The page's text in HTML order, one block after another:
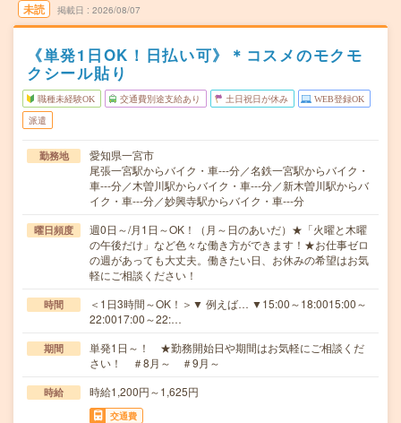
未読 掲載日 2026/08/07
《単発1日OK！日払い可》＊コスメのモクモ
クシール貼り
職種未経験OK 交通費別途支給あり 土日祝日が休み WEB登録OK
派遣
勤務地
愛知県一宮市
尾張一宮駅からバイク・車---分／名鉄一宮駅からバイク・
車---分／木曽川駅からバイク・車---分／新木曽川駅からバ
イク・車---分／妙興寺駅からバイク・車---分
曜日頻度
週0日～/月1日～OK！（月～日のあいだ）★「火曜と木曜
の午後だけ」など色々な働き方ができます！★お仕事ゼロ
の週があっても大丈夫。働きたい日、お休みの希望はお気
軽にご相談ください！
時間
＜1日3時間～OK！＞▼ 例えば… ▼15:00～18:0015:00～
22:0017:00～22:…
期間
単発1日～！ ★勤務開始日や期間はお気軽にご相談くだ
さい！ ＃8月～ ＃9月～
時給 時給1,200円～1,625円
交通費